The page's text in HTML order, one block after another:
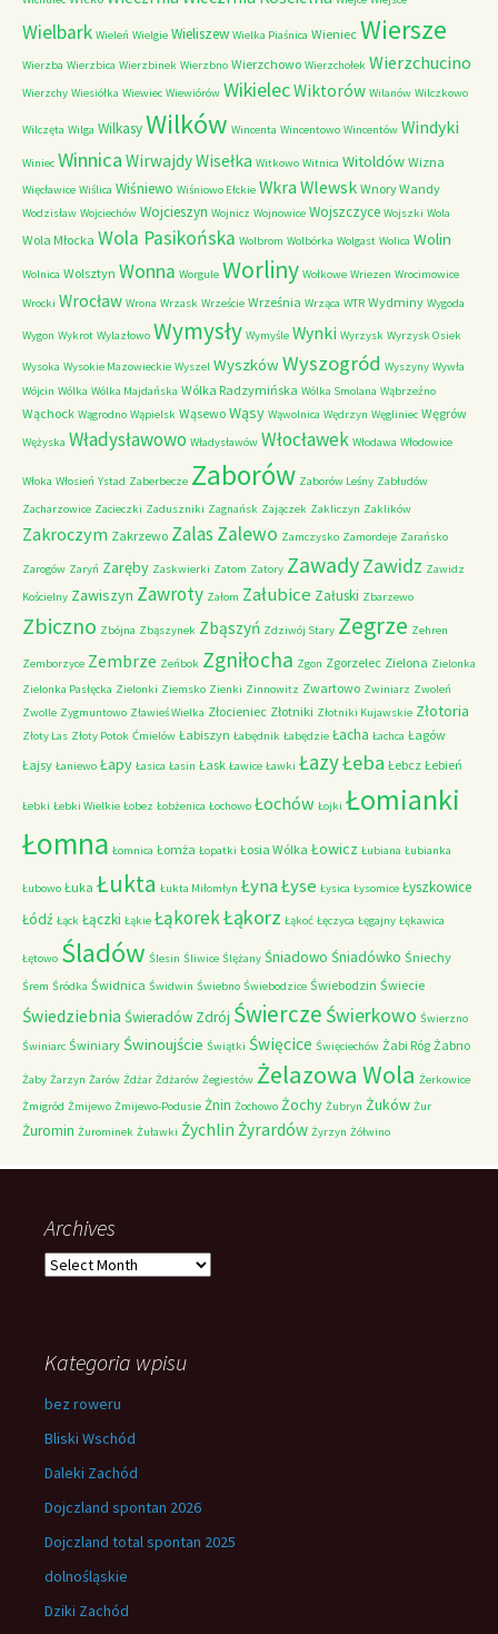
Wielbark Wieleń Wielgie Wieliszew Wielka Piaśnica Wieniec Wiersze
Wierzba Wierzbica Wierzbinek Wierzbno Wierzchowo Wierzchołek Wierzchucino
Wierzchy Wiesiółka Wiewiec Wiewiórów WikielecWiktorów Wilanów Wilczkowo
Wilczęta Wilga WilkasyWilków Wincenta Wincentowo Wincentów Windyki
Winiec Winnica WirwajdyWisełka Witkowo Witnica Witoldów Wizna
Więcławice Wiślica Wiśniewo Wiśniowo Ełckie Wkra Wlewsk Wnory Wandy
Wodzisław Wojciechów Wojcieszyn Wojnicz Wojnowice Wojszczyce Wojszki Wola
Wola Młocka Wola Pasikońska Wolbrom Wolbórka Wolgast Wolica Wolin
Wolnica Wolsztyn Wonna Worgule Worliny Wołkowe Wriezen Wrocimowice
Wrocki Wrocław Wrona Wrzask Wrzeście Września Wrząca WTR Wydminy Wygoda
Wygon Wykrot Wylazłowo Wymysły Wymyśle Wynki Wyrzysk Wyrzysk Osiek
Wysoka Wysokie Mazowieckie Wyszel WyszkówWyszogród Wyszyny Wywła
Wójcin Wólka Wólka Majdańska Wólka Radzymińska Wólka Smolana Wąbrzeźno
Wąchock Wągrodno Wąpielsk Wąsewo Wąsy Wąwolnica Wędrzyn Węgliniec Węgrów
Wężyska Władysławowo Władysławów Włocławek Włodawa Włodowice
Włoka Włosień Ystad Zaberbecze Zaborów Zaborów Leśny Zabłudów
Zacharzowice Zacieczki Zaduszniki Zagnańsk Zajączek Zakliczyn Zaklików
Zakroczym Zakrzewo ZalasZalewo Zamczysko Zamordeje Zarańsko
Zarogów Zaryń Zaręby Zaskwierki Zatom Zatory ZawadyZawidz Zawidz
Kościelny Zawiszyn Zawroty Załom Załubice Załuski Zbarzewo
Zbiczno Zbójna Zbąszynek Zbąszyń Zdziwój Stary Zegrze Zehren
Zemborzyce Zembrze Zeńbok Zgniłocha Zgon Zgorzelec Zielona Zielonka
Zielonka Pasłęcka Zielonki Ziemsko Zienki Zinnowitz Zwartowo Zwiniarz Zwoleń
Zwolle Zygmuntowo Zławieś Wielka Złocieniec Złotniki Złotniki Kujawskie Złotoria
Złoty Las Złoty Potok Ćmielów Łabiszyn Łabędnik Łabędzie Łacha Łachca Łagów
Łajsy Łaniewo Łapy Łasica Łasin Łask Ławice Ławki ŁazyŁeba Łebcz Łebień
Łebki Łebki Wielkie Łobez Łobżenica Łochowo Łochów Łojki Łomianki
Łomna Łomnica Łomża Łopatki Łosia Wólka Łowicz Łubiana Łubianka
Łubowo Łuka Łukta Łukta Miłomłyn ŁynaŁyse Łysica Łysomice Łyszkowice
Łódź Łąck Łączki Łąkie ŁąkorekŁąkorz Łąkoć Łęczyca Łęgajny Łękawica
Łętowo Śladów Ślesin Śliwice Ślężany Śniadowo Śniadówko Śniechy
Śrem Śródka Świdnica Świdwin Świebno Świebodzice Świebodzin Świecie
Świedziebnia Świeradów Zdrój Świercze Świerkowo Świerzno
Świniarc Świniary Świnoujście Świątki Święcice Święciechów Żabi Róg Żabno
Żaby Żarzyn Żarów Żdżar Żdżarów Żegiestów Żelazowa Wola Żerkowice
Żmigród Żmijewo Żmijewo-Podusie Żnin Żochowo Żochy Żubryn Żuków Żur
Żuromin Żurominek Żuławki Żychlin Żyrardów Żyrzyn Żółwino
Archives
Archives
Kategoria wpisu
bez roweru
Bliski Wschód
Daleki Zachód
Dojczland spontan 2026
Dojczland total spontan 2025
dolnośląskie
Dziki Zachód